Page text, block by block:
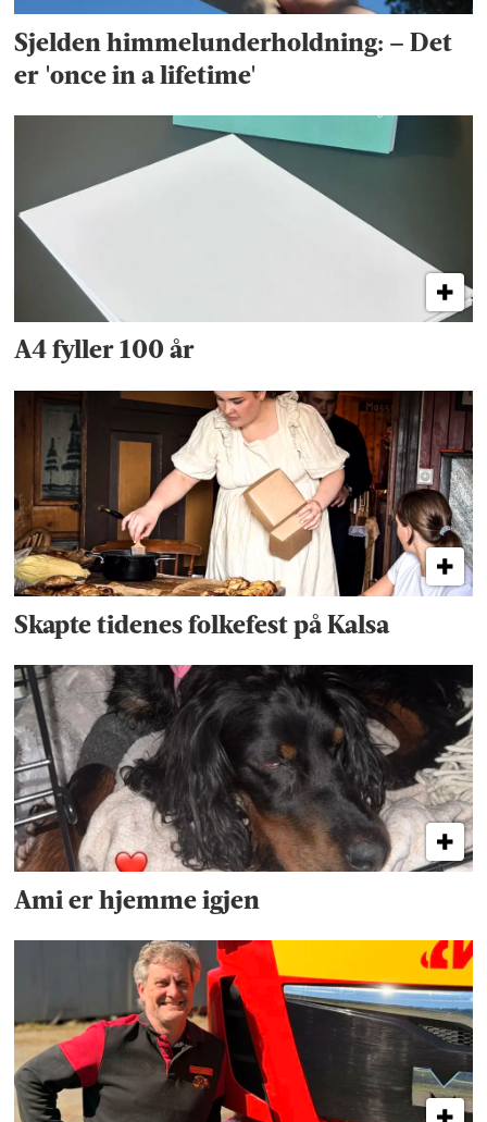
Sjelden himmel­underholdning: – Det
er 'once in a lifetime'
A4 fyller 100 år
Skapte tidenes folkefest på Kalsa
Ami er hjemme igjen